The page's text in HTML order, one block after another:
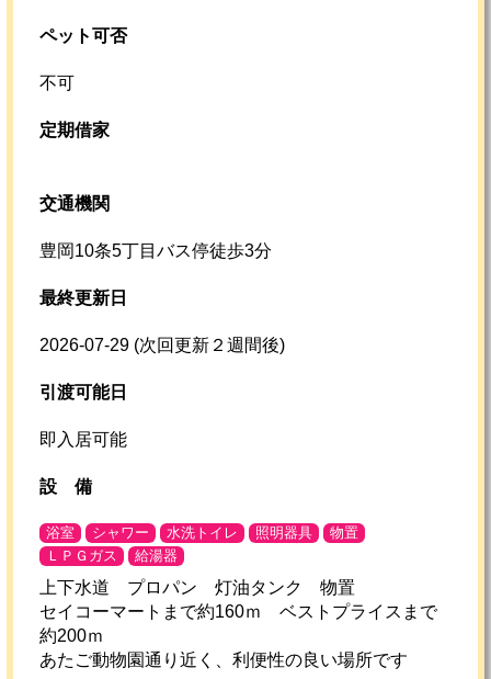
ペット可否
不可
定期借家
交通機関
豊岡10条5丁目バス停徒歩3分
最終更新日
2026-07-29 (次回更新２週間後)
引渡可能日
即入居可能
設 備
浴室 シャワー 水洗トイレ 照明器具
物置
ＬＰＧガス
給湯器
上下水道 プロパン 灯油タンク 物置
セイコーマートまで約160ｍ ベストプライスまで
約200ｍ
あたご動物園通り近く、利便性の良い場所です